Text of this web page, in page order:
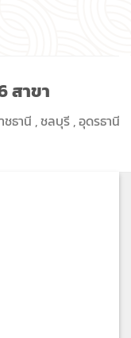
สาขา
ธานี , ชลบุรี , อุดรธานี